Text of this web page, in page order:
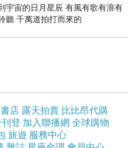
運主辦國巴西首都里
，吃整桌的好料，實
宇宙的日月星辰 有風有歌有浪有
聽 千萬道拍打而來的
書店 露天拍賣 比比昂代購
刊登 加入聯播網 全球購物
旅遊 服務中心